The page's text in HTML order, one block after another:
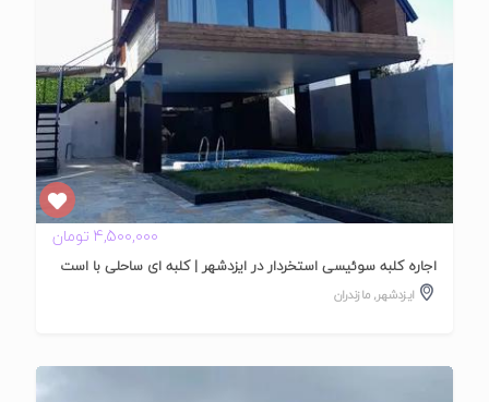
4,500,000 تومان
اجاره کلبه سوئیسی استخردار در ایزدشهر | کلبه ای ساحلی با است
ایزدشهر, مازندران